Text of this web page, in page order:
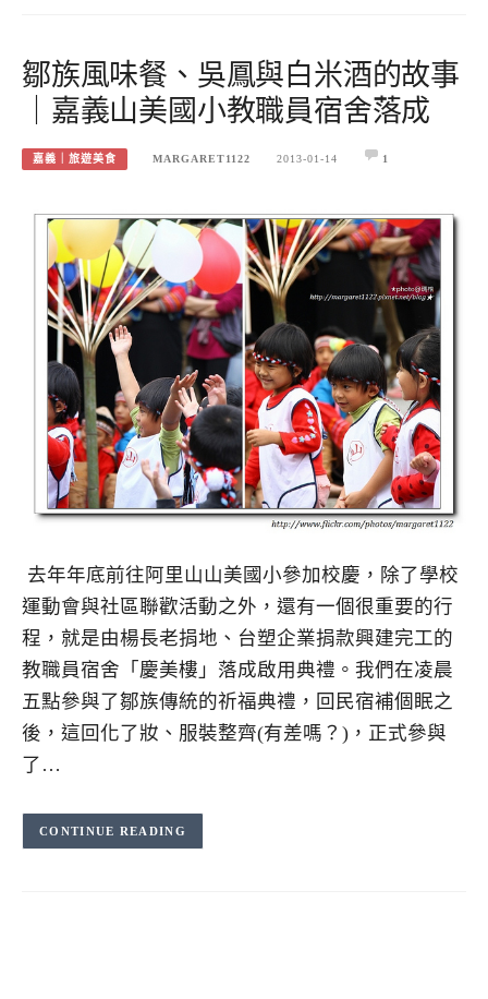
鄒族風味餐、吳鳳與白米酒的故事
｜嘉義山美國小教職員宿舍落成
嘉義｜旅遊美食 MARGARET1122 2013-01-14 1
去年年底前往阿里山山美國小參加校慶，除了學校
運動會與社區聯歡活動之外，還有一個很重要的行
程，就是由楊長老捐地、台塑企業捐款興建完工的
教職員宿舍「慶美樓」落成啟用典禮。我們在凌晨
五點參與了鄒族傳統的祈福典禮，回民宿補個眠之
後，這回化了妝、服裝整齊(有差嗎？)，正式參與
了…
CONTINUE READING